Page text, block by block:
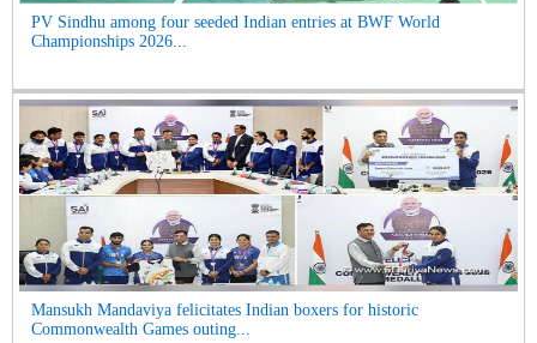
PV Sindhu among four seeded Indian entries at BWF World
Championships 2026...
Mansukh Mandaviya felicitates Indian boxers for historic
Commonwealth Games outing...